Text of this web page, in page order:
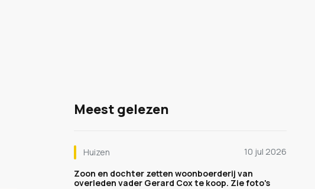
Meest gelezen
Huizen
10 jul 2026
Zoon en dochter zetten woonboerderij van
overleden vader Gerard Cox te koop. Zie foto's